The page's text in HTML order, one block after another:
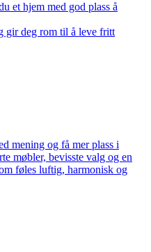
et hjem med god plass å
gir deg rom til å leve fritt
mening og få mer plass i
møbler, bevisste valg og en
føles luftig, harmonisk og